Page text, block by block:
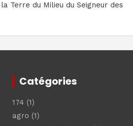
Terre du Milieu du Seigneur des
Catégories
174 (1)
agro (1)